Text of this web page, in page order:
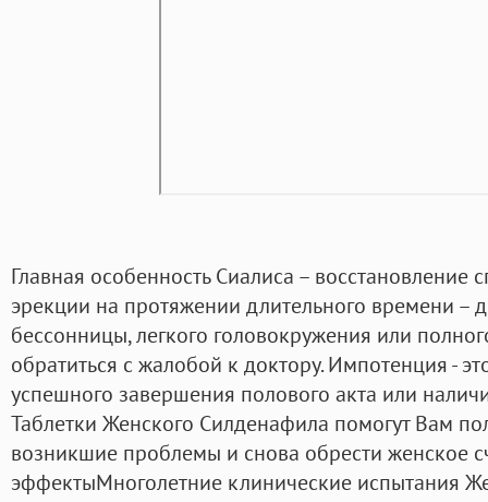
Главная особенность Сиалиса –
эрекции на протяжении длительного времени –
бессонницы, легкого головокружения или
обратиться с жалобой к доктору. Импотенция -
успешного завершения полового акта или
Таблетки Женского Силденафила помогут Вам
возникшие проблемы и снова обрести женское
эффектыМноголетние клинические испытания